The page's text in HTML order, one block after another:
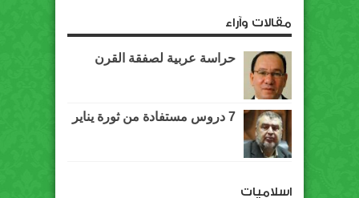
مقالات وآراء
حراسة عربية لصفقة القرن
7 دروس مستفادة من ثورة يناير
اسلاميات